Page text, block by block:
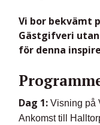
Vi bor bekvämt
Gästgifveri
för denna
Dag 1: Visning på
Ankomst till